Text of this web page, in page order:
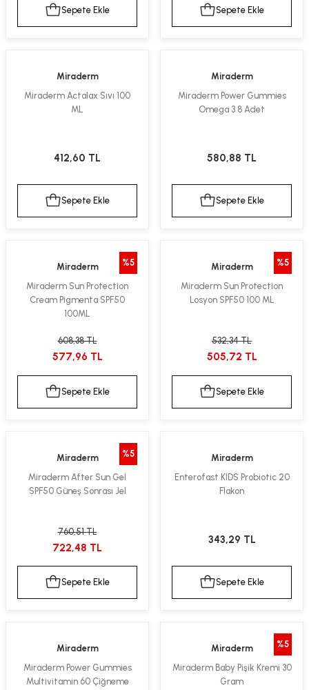
Sepete Ekle Sepete Ekle
Miraderm
Miraderm Actalax Sıvı 100
ML
412,60 TL
Sepete Ekle
Miraderm
Miraderm Power Gummies
Omega 3 8 Adet
580,88 TL
Sepete Ekle
%5
Miraderm
Miraderm Sun Protection
Cream Pigmenta SPF50
100ML
608,38 TL
577,96 TL
Sepete Ekle
%5
Miraderm
Miraderm Sun Protection
Losyon SPF50 100 ML
532,34 TL
505,72 TL
Sepete Ekle
%5
Miraderm
Miraderm After Sun Gel
SPF50 Güneş Sonrası Jel
760,51 TL
722,48 TL
Sepete Ekle
Miraderm
Enterofast KIDS Probiotic 20
Flakon
343,29 TL
Sepete Ekle
Miraderm
Miraderm Power Gummies
Multivitamin 60 Çiğneme
%5
Miraderm
Miraderm Baby Pişik Kremi 30
Gram